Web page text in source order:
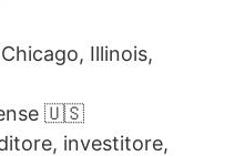
Illinois,
🇺🇸
investitore,